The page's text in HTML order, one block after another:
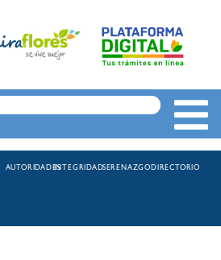
AUTORIDADESINTEGRIDADSERENAZGODIRECTORIO